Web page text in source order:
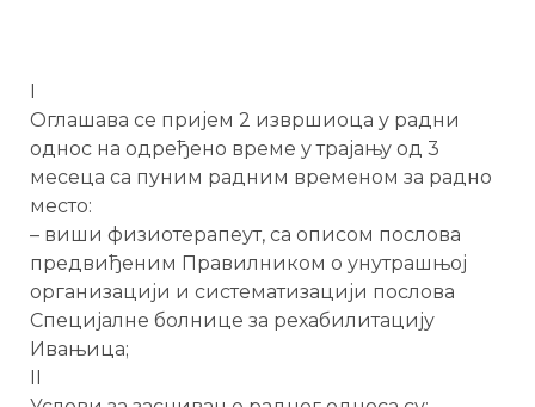
I
Оглашава се пријем 2 извршиоца у радни
однос на одређено време у трајању од 3
месеца са пуним радним временом за радно
место:
– виши физиотерапеут, са описом послова
предвиђеним Правилником о унутрашњој
организацији и систематизацији послова
Специјалне болнице за рехабилитацију
Ивањица;
II